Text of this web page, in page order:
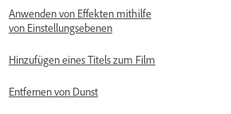
Anwenden von Effekten mithilfe
von Einstellungsebenen
Hinzufügen eines Titels zum Film
Entfernen von Dunst